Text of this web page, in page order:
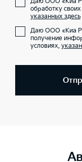
обработку
указанных здесь
Даю ООО «Киа
получение
условиях,